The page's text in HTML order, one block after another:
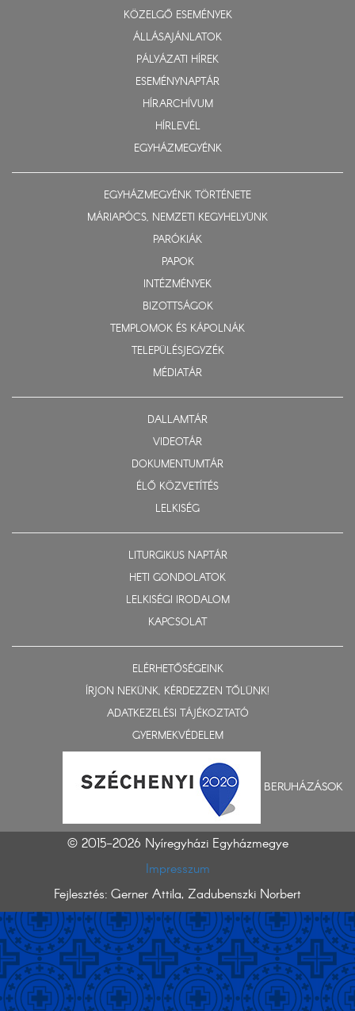
KÖZELGŐ ESEMÉNYEK
ÁLLÁSAJÁNLATOK
PÁLYÁZATI HÍREK
ESEMÉNYNAPTÁR
HÍRARCHÍVUM
HÍRLEVÉL
EGYHÁZMEGYÉNK
EGYHÁZMEGYÉNK TÖRTÉNETE
MÁRIAPÓCS, NEMZETI KEGYHELYÜNK
PARÓKIÁK
PAPOK
INTÉZMÉNYEK
BIZOTTSÁGOK
TEMPLOMOK ÉS KÁPOLNÁK
TELEPÜLÉSJEGYZÉK
MÉDIATÁR
DALLAMTÁR
VIDEOTÁR
DOKUMENTUMTÁR
ÉLŐ KÖZVETÍTÉS
LELKISÉG
LITURGIKUS NAPTÁR
HETI GONDOLATOK
LELKISÉGI IRODALOM
KAPCSOLAT
ELÉRHETŐSÉGEINK
ÍRJON NEKÜNK, KÉRDEZZEN TŐLÜNK!
ADATKEZELÉSI TÁJÉKOZTATÓ
GYERMEKVÉDELEM
BERUHÁZÁSOK
© 2015-2026 Nyíregyházi Egyházmegye
Impresszum
Fejlesztés: Gerner Attila, Zadubenszki Norbert